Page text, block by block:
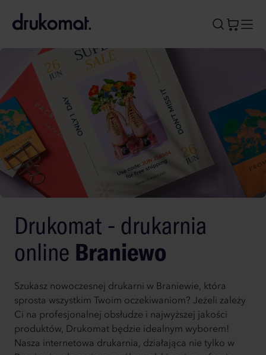
A
Drukomat - drukarnia
online Braniewo
Szukasz nowoczesnej drukarni w Braniewie, która
sprosta wszystkim Twoim oczekiwaniom? Jeżeli zależy
Ci na profesjonalnej obsłudze i najwyższej jakości
produktów, Drukomat będzie idealnym wyborem!
Nasza internetowa drukarnia, działająca nie tylko w